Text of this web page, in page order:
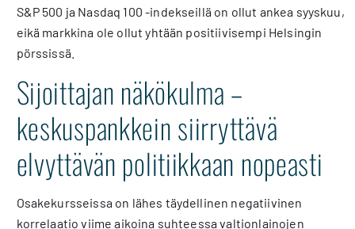
S&P 500 ja Nasdaq 100 -indekseillä on ollut ankea syyskuu,
eikä markkina ole ollut yhtään positiivisempi Helsingin
pörssissä.
Sijoittajan näkökulma –
keskuspankkein siirryttävä
elvyttävän politiikkaan nopeasti
Osakekursseissa on lähes täydellinen negatiivinen
korrelaatio viime aikoina suhteessa valtionlainojen